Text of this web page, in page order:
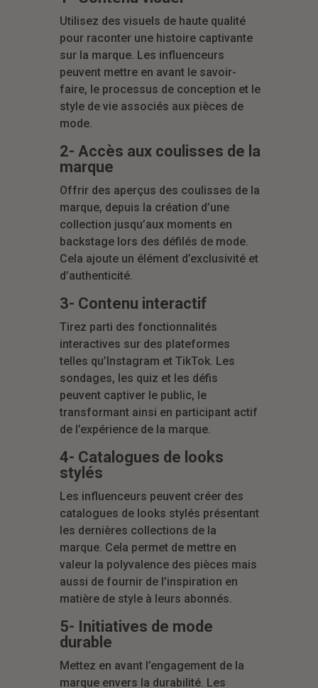
Utilisez des visuels de haute qualité
pour raconter une histoire captivante
sur la marque. Les influenceurs
peuvent mettre en avant le savoir-
faire, le processus de conception et le
style de vie associés aux pièces de
mode.
2- Accès aux coulisses de la
marque
Offrir des aperçus des coulisses de la
marque, depuis la création d’une
collection jusqu’aux moments en
backstage lors des défilés de mode.
Cela ajoute un élément d’exclusivité et
d’authenticité.
3- Contenu interactif
Tirez parti des fonctionnalités
interactives sur des plateformes
telles qu’Instagram et TikTok. Les
sondages, les quiz et les défis
peuvent captiver le public, le
transformant ainsi en participant actif
de l’expérience de la marque.
4- Catalogues de looks
stylés
Les influenceurs peuvent créer des
catalogues de looks stylés présentant
les dernières collections de la
marque. Cela permet de mettre en
valeur la polyvalence des pièces mais
aussi de fournir de l’inspiration en
matière de style à leurs abonnés.
5- Initiatives de mode
durable
Mettez en avant l’engagement de la
marque envers la durabilité. Les